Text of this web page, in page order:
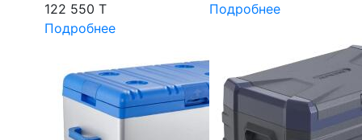
122 550 T
Подробнее
Подробнее